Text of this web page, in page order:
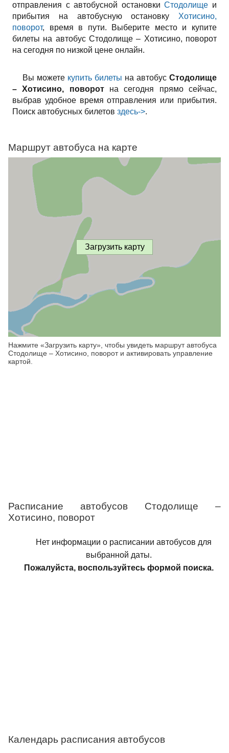
отправления с автобусной остановкиСтодолище и
прибытия на автобусную остановку Хотисино,
поворот, время в пути. Выберите место и купите
билеты на автобус Стодолище – Хотисино, поворот
на сегодня по низкой цене онлайн.
Вы можете купить билеты на автобус Стодолище
– Хотисино, поворотна сегодня прямо сейчас,
выбрав удобное время отправления или прибытия.
Поиск автобусных билетов здесь->.
Маршрут автобуса на карте
Загрузить карту
Нажмите «Загрузить карту», чтобы увидеть маршрут автобуса
Стодолище – Хотисино, поворот и активировать управление
картой.
Расписание автобусов Стодолище –
Хотисино, поворот
Нет информации о расписании автобусов для
выбранной даты.
Пожалуйста, воспользуйтесь формой поиска.
Календарь расписания автобусов